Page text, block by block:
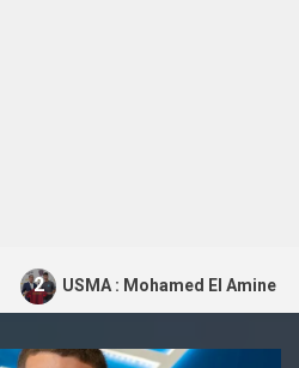
: Mohamed El Amine Ramdaoui